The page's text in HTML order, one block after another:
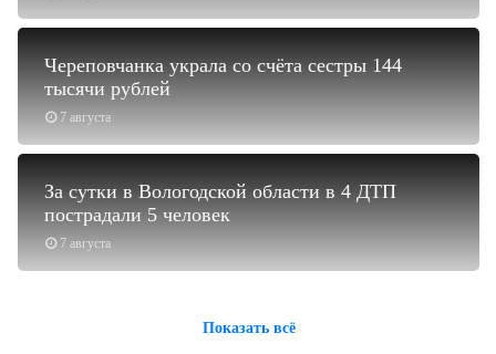
7 августа
Череповчанка украла со счёта сестры 144
тысячи рублей
7 августа
За сутки в Вологодской области в 4 ДТП
пострадали 5 человек
Показать всё